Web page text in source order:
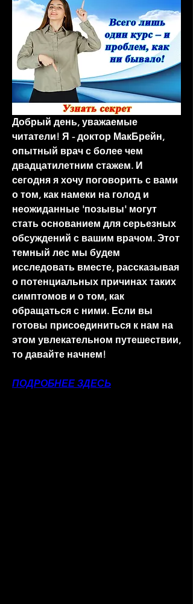
Добрый день, уважаемые
читатели! Я - доктор МакБрейн,
опытный врач с более чем
двадцатилетним стажем. И
сегодня я хочу поговорить с вами
о том, как намеки на голод и
неожиданные 'позывы' могут
стать основанием для серьезных
обсуждений с вашим врачом. Этот
темный лес мы будем
исследовать вместе, рассказывая
о потенциальных причинах таких
симптомов и о том, как
обращаться с ними. Если вы
готовы присоединиться к нам на
этом увлекательном путешествии,
то давайте начнем!
ПОДРОБНЕЕ ЗДЕСЬ